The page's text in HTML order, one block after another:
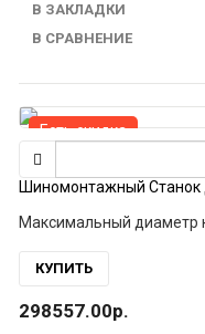
В ЗАКЛАДКИ
В СРАВНЕНИЕ
Есть скидка
Шиномонтажный Станок
КУПИТЬ
298557.00р.